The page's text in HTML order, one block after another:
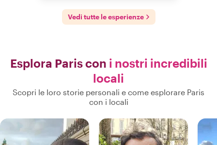
Vedi tutte le esperienze
Esplora Paris con i nostri incredibili
locali
Scopri le loro storie personali e come esplorare Paris
con i locali